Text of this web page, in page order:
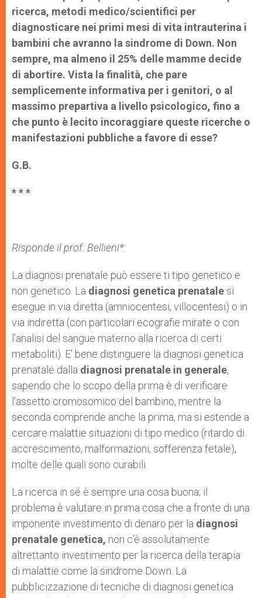
ricerca, metodi medico/scientifici per
diagnosticare nei primi mesi di vita intrauterina i
bambini che avranno la sindrome di Down. Non
sempre, ma almeno il 25% delle mamme decide
di abortire. Vista la finalità, che pare
semplicemente informativa per i genitori, o al
massimo prepartiva a livello psicologico, fino a
che punto è lecito incoraggiare queste ricerche o
manifestazioni pubbliche a favore di esse?
G.B.
* * *
Risponde il prof. Bellieni*:
La diagnosi prenatale può essere ti tipo genetico e
non genetico. La diagnosi genetica prenatalesi
esegue in via diretta (amniocentesi, villocentesi) o in
via indiretta (con particolari ecografie mirate o con
l’analisi del sangue materno alla ricerca di certi
metaboliti). E’ bene distinguere la diagnosi genetica
prenatale dalla diagnosi prenatale in generale,
sapendo che lo scopo della prima è di verificare
l’assetto cromosomico del bambino, mentre la
seconda comprende anche la prima, ma si estende a
cercare malattie situazioni di tipo medico (ritardo di
accrescimento, malformazioni, sofferenza fetale),
molte delle quali sono curabili.
La ricerca in sé è sempre una cosa buona; il
problema è valutare in prima cosa che a fronte di una
imponente investimento di denaro per la diagnosi
prenatale genetica, non c’è assolutamente
altrettanto investimento per la ricerca della terapia
di malattie come la sindrome Down. La
pubblicizzazione di tecniche di diagnosi genetica